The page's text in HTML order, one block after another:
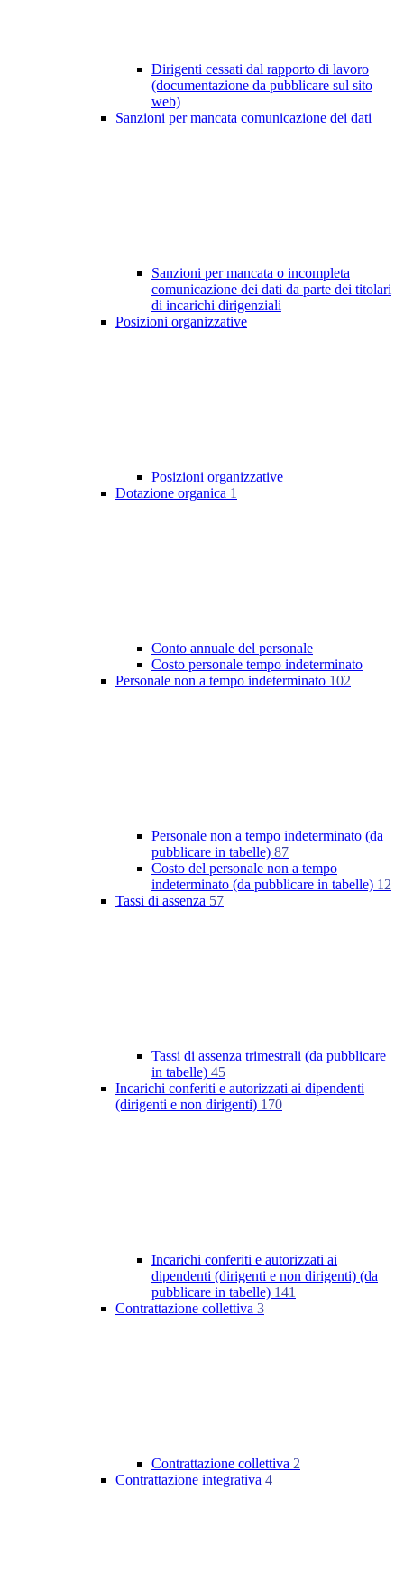
Dirigenti cessati dal rapporto di lavoro
(documentazione da pubblicare sul sito
web)
Sanzioni per mancata comunicazione dei dati
Sanzioni per mancata o incompleta
comunicazione dei dati da parte dei titolari
di incarichi dirigenziali
Posizioni organizzative
Posizioni organizzative
Dotazione organica 1
Conto annuale del personale
Costo personale tempo indeterminato
Personale non a tempo indeterminato 102
Personale non a tempo indeterminato (da
pubblicare in tabelle) 87
Costo del personale non a tempo
indeterminato (da pubblicare in tabelle) 12
Tassi di assenza 57
Tassi di assenza trimestrali (da pubblicare
in tabelle) 45
Incarichi conferiti e autorizzati ai dipendenti
(dirigenti e non dirigenti) 170
Incarichi conferiti e autorizzati ai
dipendenti (dirigenti e non dirigenti) (da
pubblicare in tabelle) 141
Contrattazione collettiva 3
Contrattazione collettiva 2
Contrattazione integrativa 4